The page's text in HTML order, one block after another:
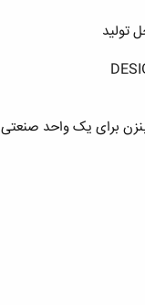
تولید
برای يک واحد صنعتی